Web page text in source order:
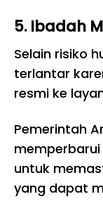
5. Ibadah
Selain risiko
terlantar
resmi ke
Pemerintah
untuk
yang dapat